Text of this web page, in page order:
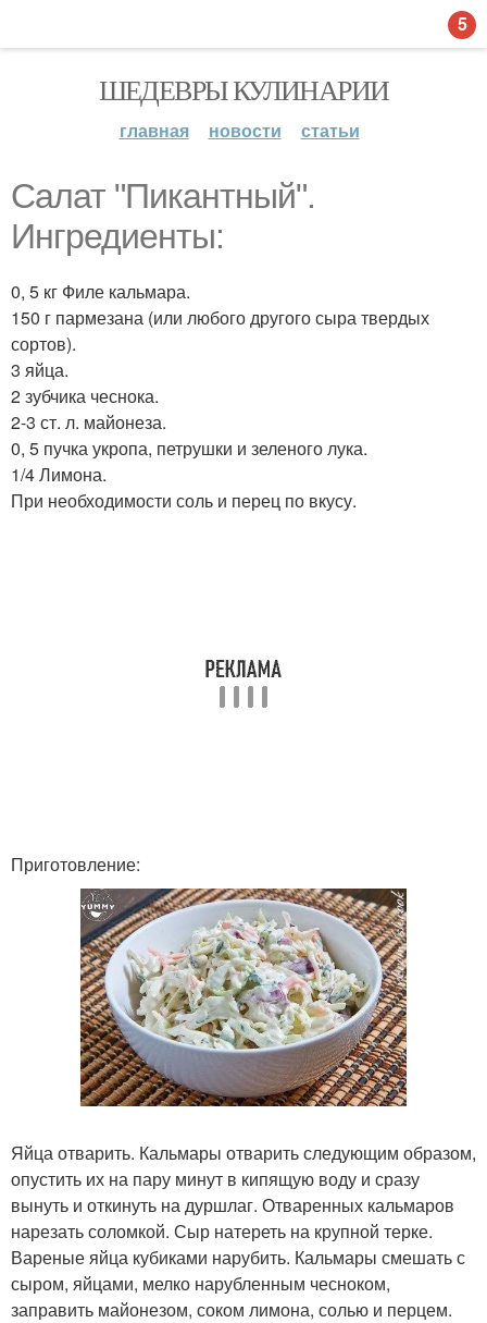
ШЕДЕВРЫ КУЛИНАРИИ
главная новости статьи
Салат "Пикантный".
Ингредиенты:
0, 5 кг Филе кальмара.
150 г пармезана (или любого другого сыра твердых
сортов).
3 яйца.
2 зубчика чеснока.
2-3 ст. л. майонеза.
0, 5 пучка укропа, петрушки и зеленого лука.
1/4 Лимона.
При необходимости соль и перец по вкусу.
Приготовление:
Яйца отварить. Кальмары отварить следующим образом,
опустить их на пару минут в кипящую воду и сразу
вынуть и откинуть на дуршлаг. Отваренных кальмаров
нарезать соломкой. Сыр натереть на крупной терке.
Вареные яйца кубиками нарубить. Кальмары смешать с
сыром, яйцами, мелко нарубленным чесноком,
заправить майонезом, соком лимона, солью и перцем.
5